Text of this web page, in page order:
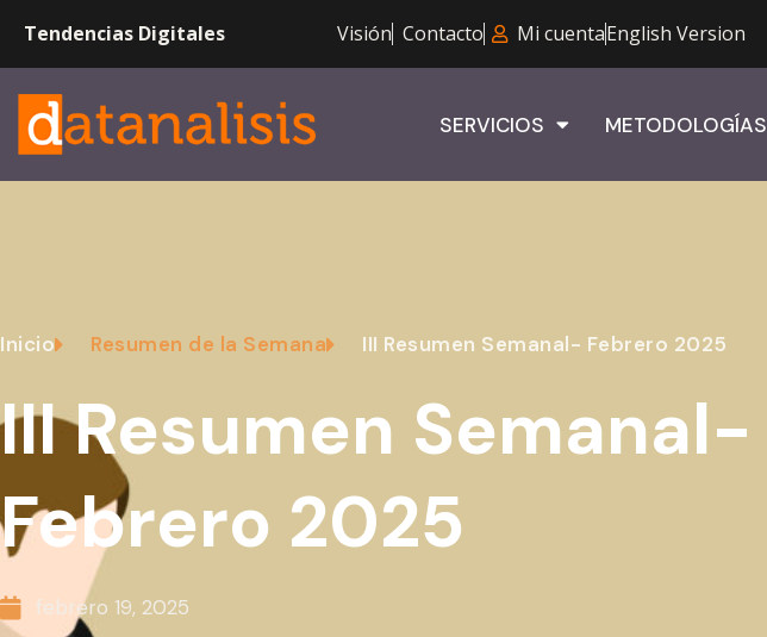
Tendencias Digitales Visión Contacto Mi cuentaEnglish Version
SERVICIOS METODOLOGÍAS
Inicio Resumen de la Semana III Resumen Semanal- Febrero 2025
III Resumen Semanal-
Febrero 2025
febrero 19, 2025